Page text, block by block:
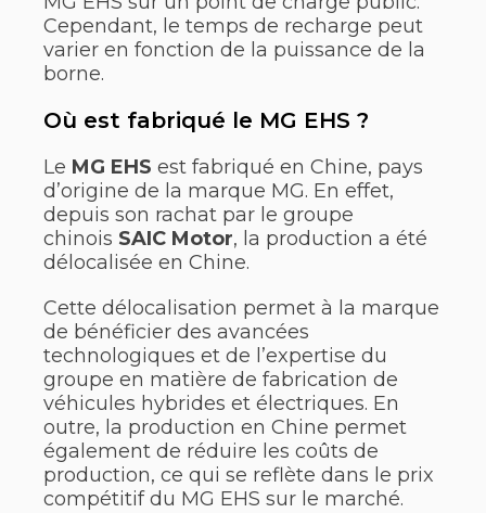
Cependant, le temps de recharge peut
varier en fonction de la puissance de la
borne.
Où est fabriqué le MG EHS ?
Le MG EHS est fabriqué en Chine, pays
d’origine de la marque MG. En effet,
depuis son rachat par le groupe
chinois SAIC Motor, la production a été
délocalisée en Chine.
Cette délocalisation permet à la marque
de bénéficier des avancées
technologiques et de l’expertise du
groupe en matière de fabrication de
véhicules hybrides et électriques. En
outre, la production en Chine permet
également de réduire les coûts de
production, ce qui se reflète dans le prix
compétitif du MG EHS sur le marché.